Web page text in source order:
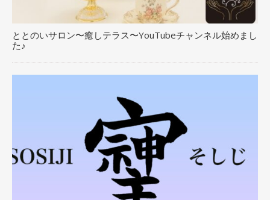
ととのいサロン〜癒しテラス〜YouTubeチャンネル始めまし
た♪